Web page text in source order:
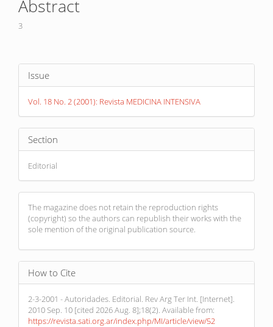
Content
Abstract
3
Article
Details
Issue
Vol. 18 No. 2 (2001): Revista MEDICINA INTENSIVA
Section
Editorial
The magazine does not retain the reproduction rights
(copyright) so the authors can republish their works with the
sole mention of the original publication source.
How to Cite
2-3-2001 - Autoridades. Editorial. Rev Arg Ter Int. [Internet].
2010 Sep. 10 [cited 2026 Aug. 8];18(2). Available from:
https://revista.sati.org.ar/index.php/MI/article/view/52